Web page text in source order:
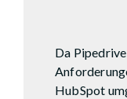
Da
HubSpot